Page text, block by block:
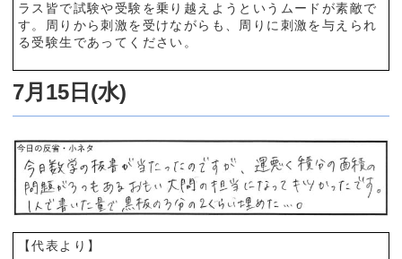
ラス皆で試験や受験を乗り越えようというムードが素敵で
す。周りから刺激を受けながらも、周りに刺激を与えられ
る受験生であってください。
7月15日(水)
【代表より】